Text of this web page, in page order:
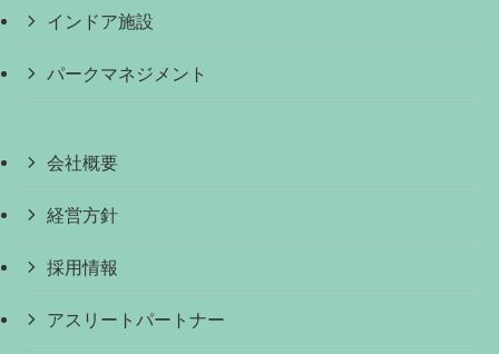
インドア施設
パークマネジメント
会社概要
経営方針
採用情報
アスリートパートナー